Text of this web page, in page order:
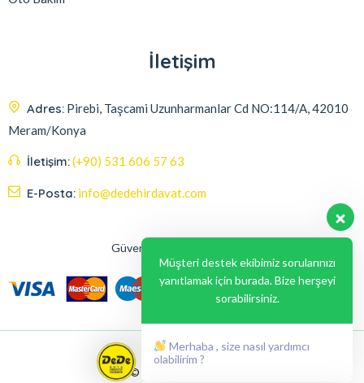
İletişim
Adres: Pirebi, Taşcami Uzunharmanlar Cd NO:114/A, 42010
Meram/Konya
İletişim:(+90) 531 606 57 63
E-Posta: info@dedehirdavat.com
Güvenli Ödeme Seçenekleri
© 2024, Liabil Dizayn
Müşteri destek ekibimiz sorularınızı
yanıtlamak için burada. Bize herşeyi
sorabilirsiniz.
Merhaba , size nasıl yardımcı
olabilirim ?